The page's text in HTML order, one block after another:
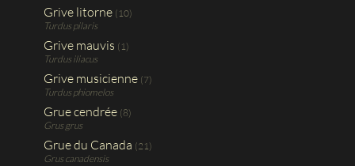
Grive litorne (10)
Turdus pilaris
Grive mauvis (1)
Turdus iliacus
Grive musicienne (7)
Turdus phiomelos
Grue cendrée (8)
Grus grus
Grue du Canada (21)
Grus canadensis